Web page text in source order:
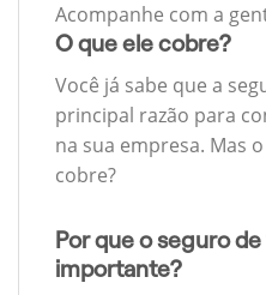
Acompanhe com a
O que ele cobre?
Você já sabe que a
principal razão para
na sua empresa. Mas
cobre?
Por que o seguro
importante?